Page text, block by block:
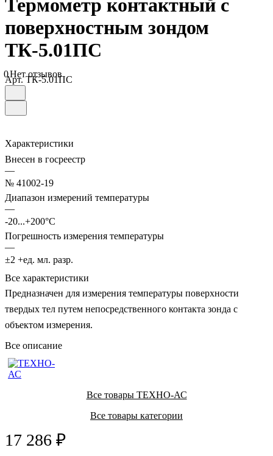
Термометр контактный с
поверхностным зондом
ТК-5.01ПС
0Нет отзывов
Арт.ТК-5.01ПC
Характеристики
Внесен в госреестр
—
№ 41002-19
Диапазон измерений температуры
—
-20...+200°С
Погрешность измерения температуры
—
±2 +ед. мл. разр.
Все характеристики
Предназначен для измерения температуры поверхности
твердых тел путем непосредственного контакта зонда с
объектом измерения.
Все описание
Все товары ТЕХНО-АС
Все товары категории
17 286 ₽